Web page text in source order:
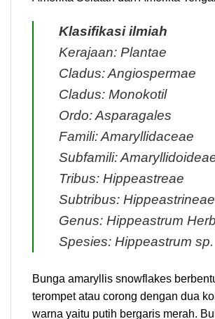
Klasifikasi ilmiah
Kerajaan: Plantae
Cladus: Angiospermae
Cladus: Monokotil
Ordo: Asparagales
Famili: Amaryllidaceae
Subfamili:
Tribus: Hippeastreae
Subtribus: Hippeastrineae
Genus: Hippeastrum
Spesies: Hippeastrum sp.
Bunga amaryllis snowflakes
terompet atau corong dengan dua
warna yaitu putih bergaris merah.